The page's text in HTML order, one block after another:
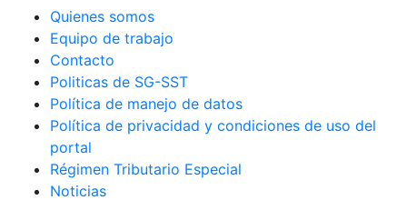
Quienes somos
Equipo de trabajo
Contacto
Politicas de SG-SST
Política de manejo de datos
Política de privacidad y condiciones de uso del
portal
Régimen Tributario Especial
Noticias